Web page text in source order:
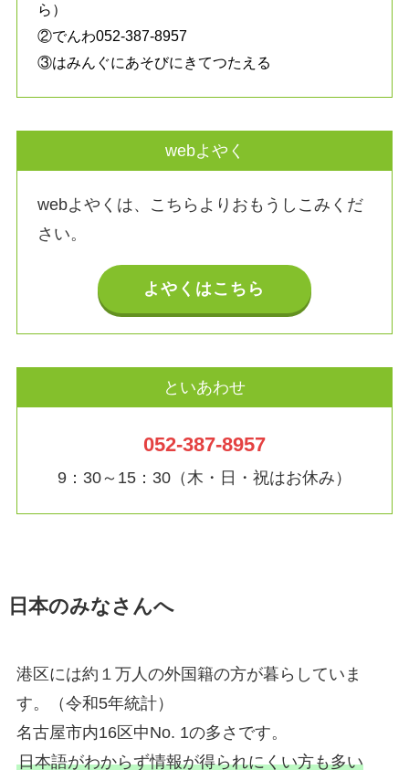
ら）
②でんわ052-387-8957
③はみんぐにあそびにきてつたえる
webよやく
webよやくは、こちらよりおもうしこみくだ
さい。
よやくはこちら
といあわせ
052-387-8957
9：30～15：30（木・日・祝はお休み）
日本のみなさんへ
港区には約１万人の外国籍の方が暮らしていま
す。（令和5年統計）
名古屋市内16区中No. 1の多さです。
日本語がわからず情報が得られにくい方も多い